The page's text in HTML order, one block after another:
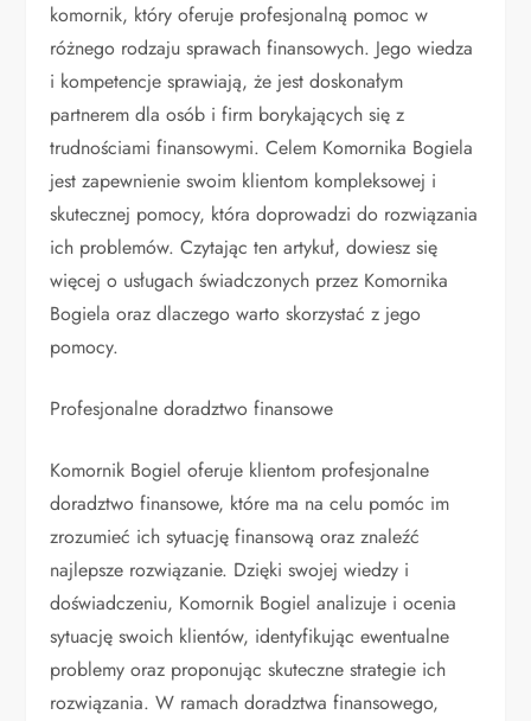
komornik, który oferuje profesjonalną pomoc w
różnego rodzaju sprawach finansowych. Jego wiedza
i kompetencje sprawiają, że jest doskonałym
partnerem dla osób i firm borykających się z
trudnościami finansowymi. Celem Komornika Bogiela
jest zapewnienie swoim klientom kompleksowej i
skutecznej pomocy, która doprowadzi do rozwiązania
ich problemów. Czytając ten artykuł, dowiesz się
więcej o usługach świadczonych przez Komornika
Bogiela oraz dlaczego warto skorzystać z jego
pomocy.
Profesjonalne doradztwo finansowe
Komornik Bogiel oferuje klientom profesjonalne
doradztwo finansowe, które ma na celu pomóc im
zrozumieć ich sytuację finansową oraz znaleźć
najlepsze rozwiązanie. Dzięki swojej wiedzy i
doświadczeniu, Komornik Bogiel analizuje i ocenia
sytuację swoich klientów, identyfikując ewentualne
problemy oraz proponując skuteczne strategie ich
rozwiązania. W ramach doradztwa finansowego,